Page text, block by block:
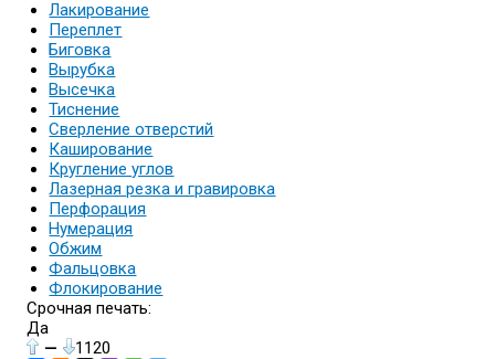
Лакирование
Переплет
Биговка
Вырубка
Высечка
Тиснение
Сверление отверстий
Каширование
Кругление углов
Лазерная резка и гравировка
Перфорация
Нумерация
Обжим
Фальцовка
Флокирование
Срочная печать:
Да
—
1120